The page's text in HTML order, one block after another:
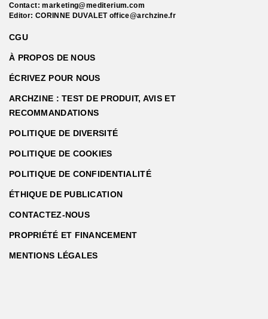
Contact:marketing@mediterium.com
Editor: CORINNE DUVALET office@archzine.fr
CGU
À PROPOS DE NOUS
ÉCRIVEZ POUR NOUS
ARCHZINE : TEST DE PRODUIT, AVIS ET
RECOMMANDATIONS
POLITIQUE DE DIVERSITÉ
POLITIQUE DE COOKIES
POLITIQUE DE CONFIDENTIALITÉ
ÉTHIQUE DE PUBLICATION
CONTACTEZ-NOUS
PROPRIÉTÉ ET FINANCEMENT
MENTIONS LÉGALES